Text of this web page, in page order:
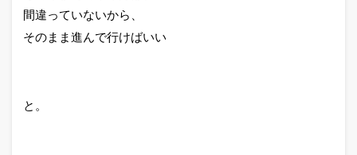
間違っていないから、
そのまま進んで行けばいい
と。